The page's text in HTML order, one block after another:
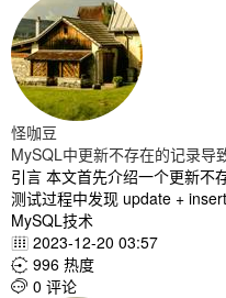
怪咖豆
MySQL中更新不存在的记录导
引言 本文首先介绍一个更新不
测试过程中发现 update +
MySQL技术
 2023-12-20 03:57
 996 热度
 0 评论